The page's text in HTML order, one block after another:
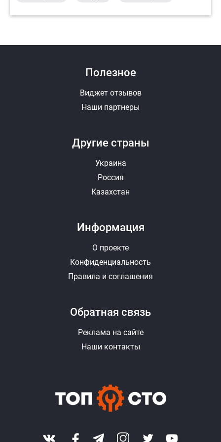
Другие страны
Украина
Россия
Казахстан
Полезное
Виджет отзывов
Наши партнеры
Информация
О проекте
Конфиденциальность
Правила и соглашения
Обратная связь
Реклама на сайте
Наши контакты